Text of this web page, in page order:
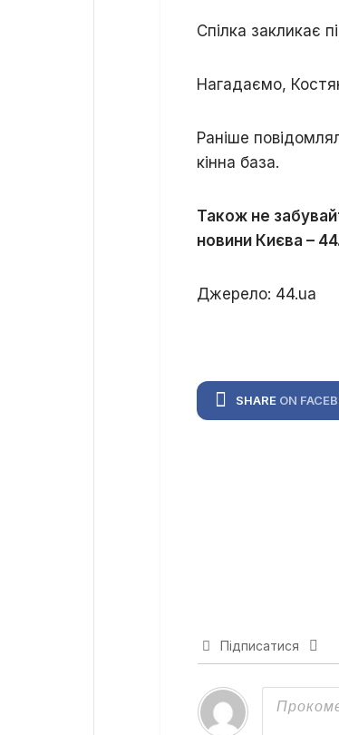
Спілка закликає
Нагадаємо,
Раніше
кінна база.
Також не
новини Києва –
Джерело: 44.ua
SHARE ON
Підписатися